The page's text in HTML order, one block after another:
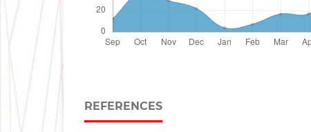
REFERENCES